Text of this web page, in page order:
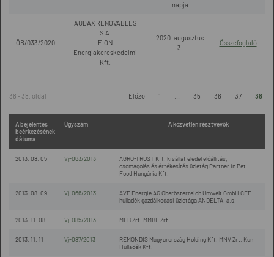
napja
ÖB/033/2020
AUDAX RENOVABLES
S.A.
E.ON
Energiakereskedelmi
Kft.
2020. augusztus
3.
Összefoglaló
38 - 38. oldal Előző 1 35 36 37 38
A bejelentés
beérkezésének
dátuma
Ügyszám A közvetlen résztvevők
2013. 08. 05 Vj-063/2013
AGRO-TRUST Kft. kisállat eledel előállítás,
csomagolás és értékesítés üzletág Partner in Pet
Food Hungária Kft.
2013. 08. 09 Vj-066/2013
AVE Energie AG Oberösterreich Umwelt GmbH CEE
hulladék gazdálkodási üzletága ANDELTA, a.s.
2013. 11. 08 Vj-085/2013 MFB Zrt. MMBF Zrt.
2013. 11. 11 Vj-087/2013
REMONDIS Magyarország Holding Kft. MNV Zrt. Kun
Hulladék Kft.